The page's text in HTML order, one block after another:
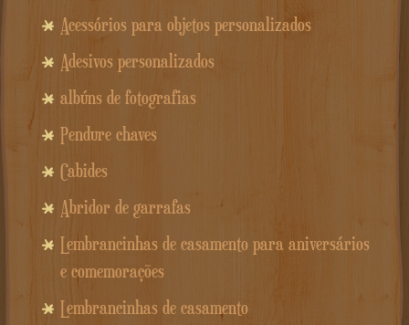
Acessórios para objetos personalizados
Adesivos personalizados
albúns de fotografias
Pendure chaves
Cabides
Abridor de garrafas
Lembrancinhas de casamento para aniversários
e comemorações
Lembrancinhas de casamento